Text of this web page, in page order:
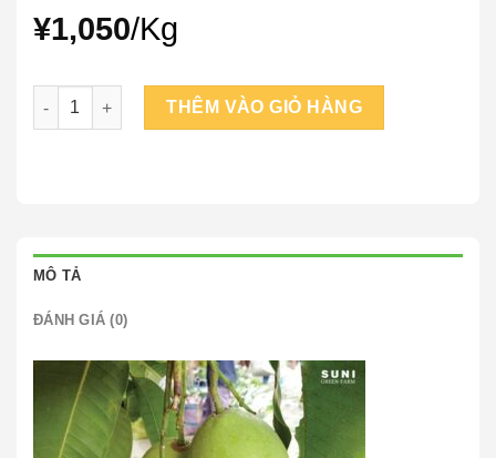
¥1,050/Kg
xoài cát chu số lượng
THÊM VÀO GIỎ HÀNG
MÔ TẢ
ĐÁNH GIÁ (0)